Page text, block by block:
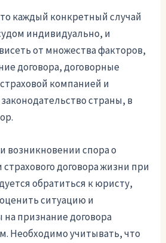
каждый конкретный случай
индивидуально, и
от множества факторов,
договора, договорные
компанией и
страны, в
возникновении спора о
договора жизни при
обратиться к юристу,
ситуацию и
признание договора
Необходимо учитывать, что